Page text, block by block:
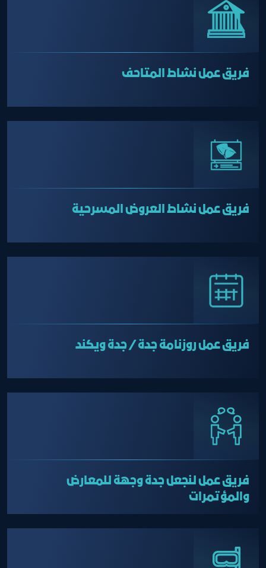
فريق عمل نشاط المتاحف
فريق عمل نشاط العروض المسرحية
فريق عمل روزنامة جدة / جدة ويكند
فريق عمل لنجعل جدة وجهة للمعارض
والمؤتمرات